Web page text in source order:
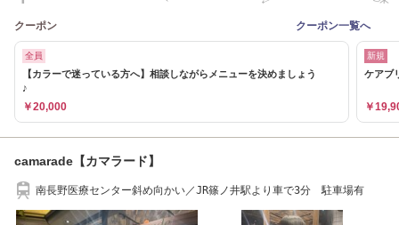
クーポン クーポン一覧へ
全員
【カラーで迷っている方へ】相談しながらメニューを決めましょう
♪
￥20,000
新規
ケアブ
￥
camarade【カマラード】
南長野医療センター斜め向かい／JR篠ノ井駅より車で3分 駐車場有